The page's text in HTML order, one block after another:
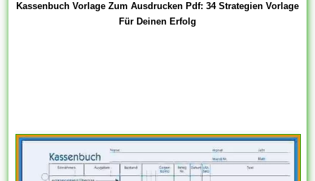
Kassenbuch Vorlage Zum Ausdrucken Pdf: 34 Strategien Vorlage
Für Deinen Erfolg